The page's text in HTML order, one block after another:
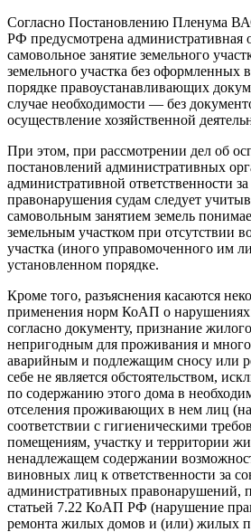
Согласно Постановлению Пленума
РФ предусмотрена административная
самовольное занятие земельного
земельного участка без оформленных
порядке правоустанавливающих
случае необходимости — без
осуществление хозяйственной
При этом, при рассмотрении дел об
постановлений административных
административной ответственности
правонарушения судам следует
самовольным занятием земель
земельным участком при отсутствии
участка (иного управомоченного им
установленном порядке.
Кроме того, разъяснения касаются
применения норм КоАП о
согласно документу, признание
непригодным для проживания и
аварийным и подлежащим сносу или
себе не является обстоятельством,
по содержанию этого дома в
отселения проживающих в нем лиц
соответствии с гигиеническими
помещениям, участку и территории
ненадлежащем содержании
виновных лиц к ответственности за
административных правонарушений,
статьей 7.22 КоАП РФ (нарушение
ремонта жилых домов и (или) жилых